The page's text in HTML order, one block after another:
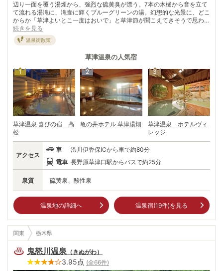
辺り一面を覆う湯煙から、強烈な硫黄臭が漂う。7本の木樋から音を立て
て流れる湯滝に、滝壷に輝くブルーグリーンの湯。幻想的な光景に、どこ
からか「草津よいとこ一度はおいで」と草津節が聞こえてきそうで思わず
心が躍る。 「天下の名湯」「日本三名湯」の肩書きに応える草津の姿
が、湯畑にはある。草津独特の入浴法が“時間湯”。草津節に合わせて大き
な板を使った湯もみで湯を冷ました後、湯長の号令でいっせいに3分間だ
湯もみは、「熱乃湯」で見学可。
続きを見る
温泉街散策
草津温泉の人気宿
1
草津温泉 喜びの宿 高
松
2
亀の井ホテル 草津湯畑
3
草津温泉 ホテルヴィ
レッジ
泉質 硫黄泉、酸性泉
アクセス
車
渋川伊香保ICから車で約80分
電車 長野原草津口駅からバスで約25分
温泉地の詳細へ 温泉宿(19件)を見る
関東 栃木県
鬼怒川温泉 （ きぬがわ）
3.95点 (全66件)